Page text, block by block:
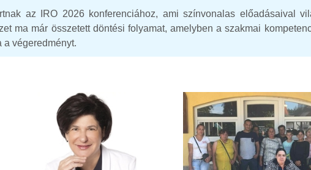
az IRO 2026 konferenciához, ami színvonalas előadásaival
ma már összetett döntési folyamat, amelyben a szakmai
a végeredményt.